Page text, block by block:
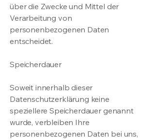
über die Zwecke und Mittel der
Verarbeitung von
personenbezogenen Daten
entscheidet.
Speicherdauer
Soweit innerhalb dieser
Datenschutzerklärung keine
speziellere Speicherdauer genannt
wurde, verbleiben Ihre
personenbezogenen Daten bei uns,